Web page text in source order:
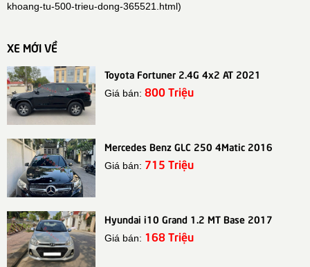
khoang-tu-500-trieu-dong-365521.html)
XE MỚI VỀ
Toyota Fortuner 2.4G 4x2 AT 2021
Giá bán:800 Triệu
Mercedes Benz GLC 250 4Matic 2016
Giá bán: 715 Triệu
Hyundai i10 Grand 1.2 MT Base 2017
Giá bán: 168 Triệu